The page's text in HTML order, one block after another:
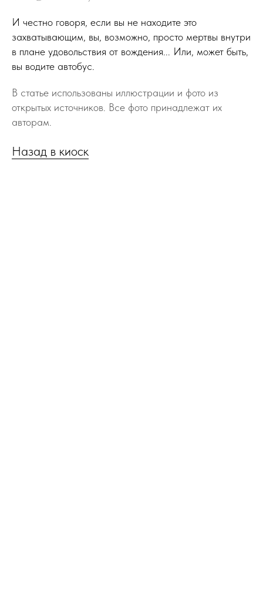
И честно говоря, если вы не находите это
захватывающим, вы, возможно, просто мертвы внутри
в плане удовольствия от вождения... Или, может быть,
вы водите автобус.
В статье использованы иллюстрации и фото из
открытых источников. Все фото принадлежат их
авторам.
Назад в киоск